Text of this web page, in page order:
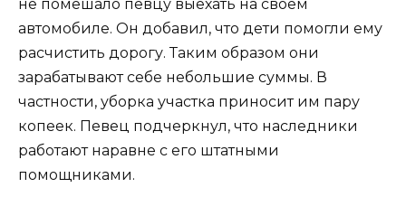
не помешало певцу выехать на своем
автомобиле. Он добавил, что дети помогли ему
расчистить дорогу. Таким образом они
зарабатывают себе небольшие суммы. В
частности, уборка участка приносит им пару
копеек. Певец подчеркнул, что наследники
работают наравне с его штатными
помощниками.